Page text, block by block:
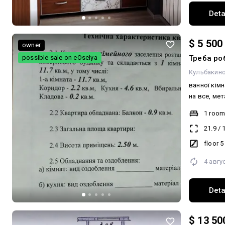
кухня, ванна
в
магазини,
необхідне
осіб
Дзвоніть,
Можливий
$ 5 500
Треба
Кульбакино
ванної
на все,
1 room
21.9/
floor 5
4
owner
possible sale on eOselya
$ 13